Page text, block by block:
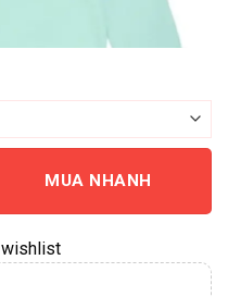
MUA NHANH